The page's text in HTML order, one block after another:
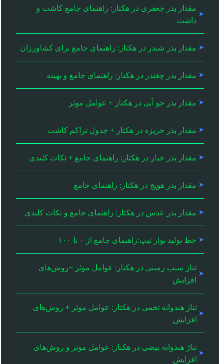
مقدار بذر جعفری در هکتار: راهنمای جامع کاشت و
داشت
مقدار بذر شبدر در هکتار: راهنمای جامع برای کشاورزان
مقدار بذر چغندر در هکتار: راهنمای جامع و بهینه
مقدار بذر جو آبی در هکتار + عوامل موثر
مقدار بذر خربزه در هکتار + جدول تراکم کاشت
مقدار بذر خیار در هکتار: راهنمای جامع + نکات کلیدی
مقدار بذر هویج در هکتار: راهنمای جامع
مقدار بذر عدس در هکتار: راهنمای جامع و نکات کلیدی
خط تولید نوار تیپ:راهنمای جامع از ۰ تا ۱۰۰
تناژ سیب زمینی در هکتار: عوامل موثر +روش‌های
افزایش
تناژ هندوانه تخمی در هکتار: عوامل موثر + روش‌های
افزایش
تناژ هندوانه بیضی در هکتار: عوامل موثر و روش‌های
افزایش